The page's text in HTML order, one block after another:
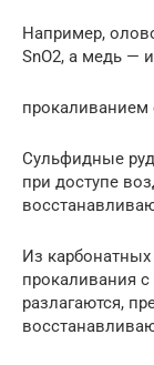
Например,
SnО2, а медь —
прокаливанием
Сульфидные
при доступе
Из
прокаливания с
разлагаются,